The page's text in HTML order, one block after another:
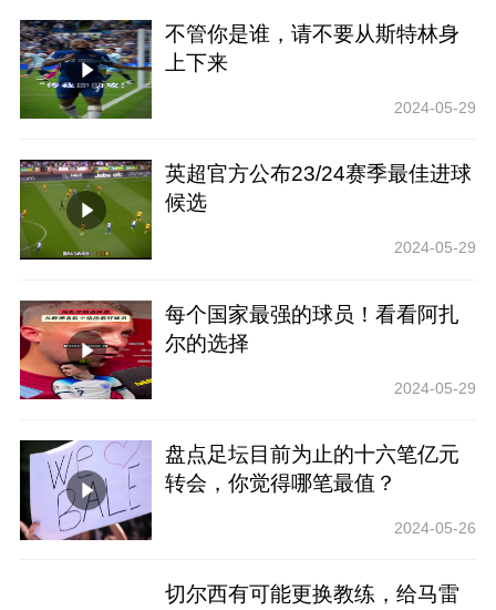
不管你是谁，请不要从斯特林身
上下来
2024-05-29
英超官方公布23/24赛季最佳进球
候选
2024-05-29
每个国家最强的球员！看看阿扎
尔的选择
2024-05-29
盘点足坛目前为止的十六笔亿元
转会，你觉得哪笔最值？
2024-05-26
切尔西有可能更换教练，给马雷